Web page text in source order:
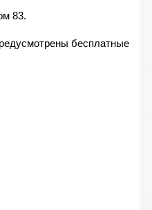
83.
бесплатные